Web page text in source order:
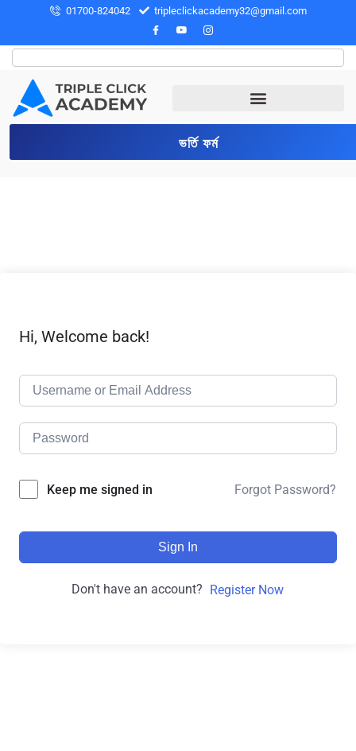
01700-824042 tripleclickacademy32@gmail.com
ভর্তি ফর্ম
Hi, Welcome back!
Keep me signed in Forgot Password?
Sign In
Don't have an account? Register Now